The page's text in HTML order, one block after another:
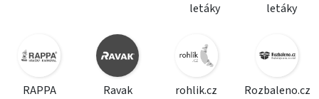
letáky
letáky
RAPPA
Ravak
rohlik.cz
Rozbaleno.cz